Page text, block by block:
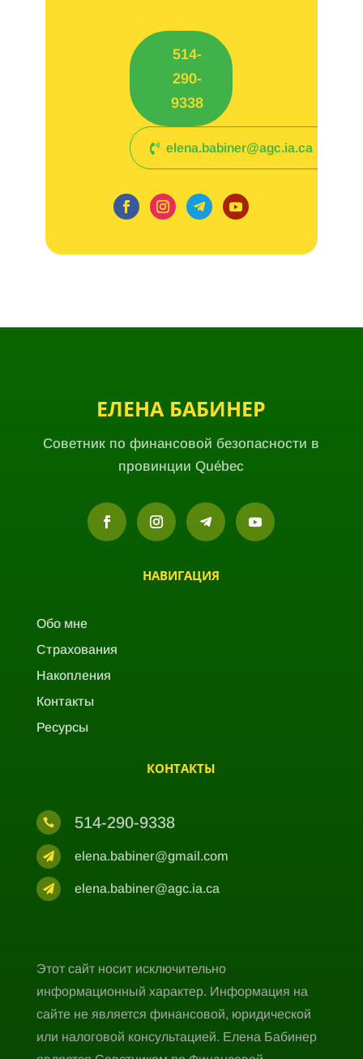
514-
290-
9338
elena.babiner@agc.ia.ca
ЕЛЕНА БАБИНЕР
Советник по финансовой безопасности в
провинции Québec
НАВИГАЦИЯ
Обо мне
Страхования
Накопления
Контакты
Ресурсы
КОНТАКТЫ
 514-290-9338
 elena.babiner@gmail.com
 elena.babiner@agc.ia.ca
Этот сайт носит исключительно
информационный характер. Информация на
сайте не является финансовой, юридической
или налоговой консультацией. Елена Бабинер